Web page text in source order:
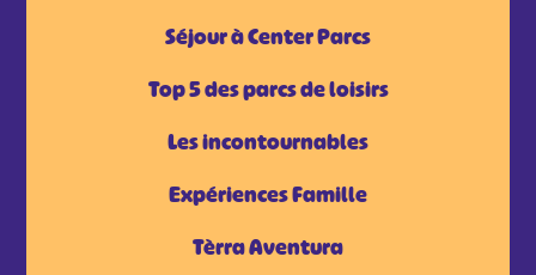
Séjour à Center Parcs
Top 5 des parcs de loisirs
Les incontournables
Expériences Famille
Tèrra Aventura